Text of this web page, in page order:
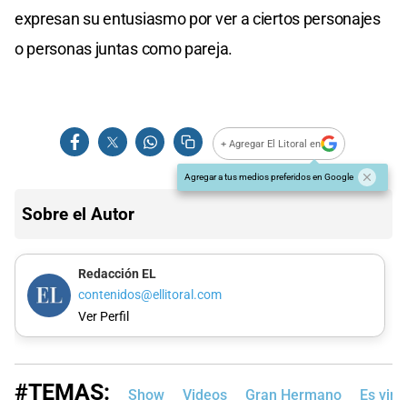
expresan su entusiasmo por ver a ciertos personajes
o personas juntas como pareja.
+ Agregar El Litoral en
Agregar a tus medios preferidos en Google
Sobre el Autor
Redacción EL
contenidos@ellitoral.com
Ver Perfil
#TEMAS: Show Videos Gran Hermano Es viral